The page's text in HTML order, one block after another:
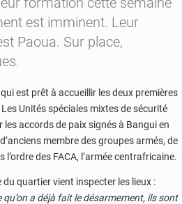
est imminent. Leur
Paoua. Sur place,
est prêt à accueillir les deux premières
Unités spéciales mixtes de sécurité
les accords de paix signés à Bangui en
membre des groupes armés, de
des FACA, l’armée centrafricaine.
quartier vient inspecter les lieux :
a déjà fait le désarmement, ils sont